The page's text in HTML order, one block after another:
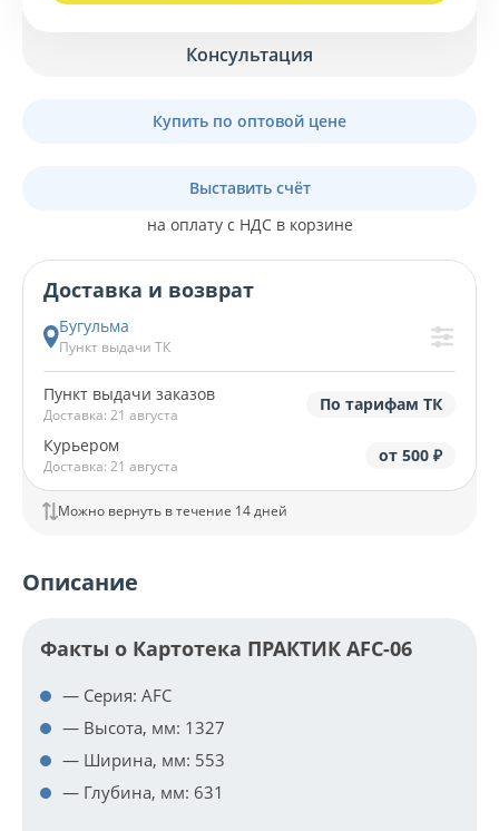
Консультация
Купить по оптовой цене
Выставить счёт
на оплату с НДС в корзине
Доставка и возврат
Бугульма
Пункт выдачи ТК
Пункт выдачи заказов
Доставка: 21 августа
По тарифам ТК
Курьером
Доставка: 21 августа
от 500 ₽
Можно вернуть в течение 14 дней
Описание
Факты о Картотека ПРАКТИК AFC-06
— Серия: AFC
— Высота, мм: 1327
— Ширина, мм: 553
— Глубина, мм: 631